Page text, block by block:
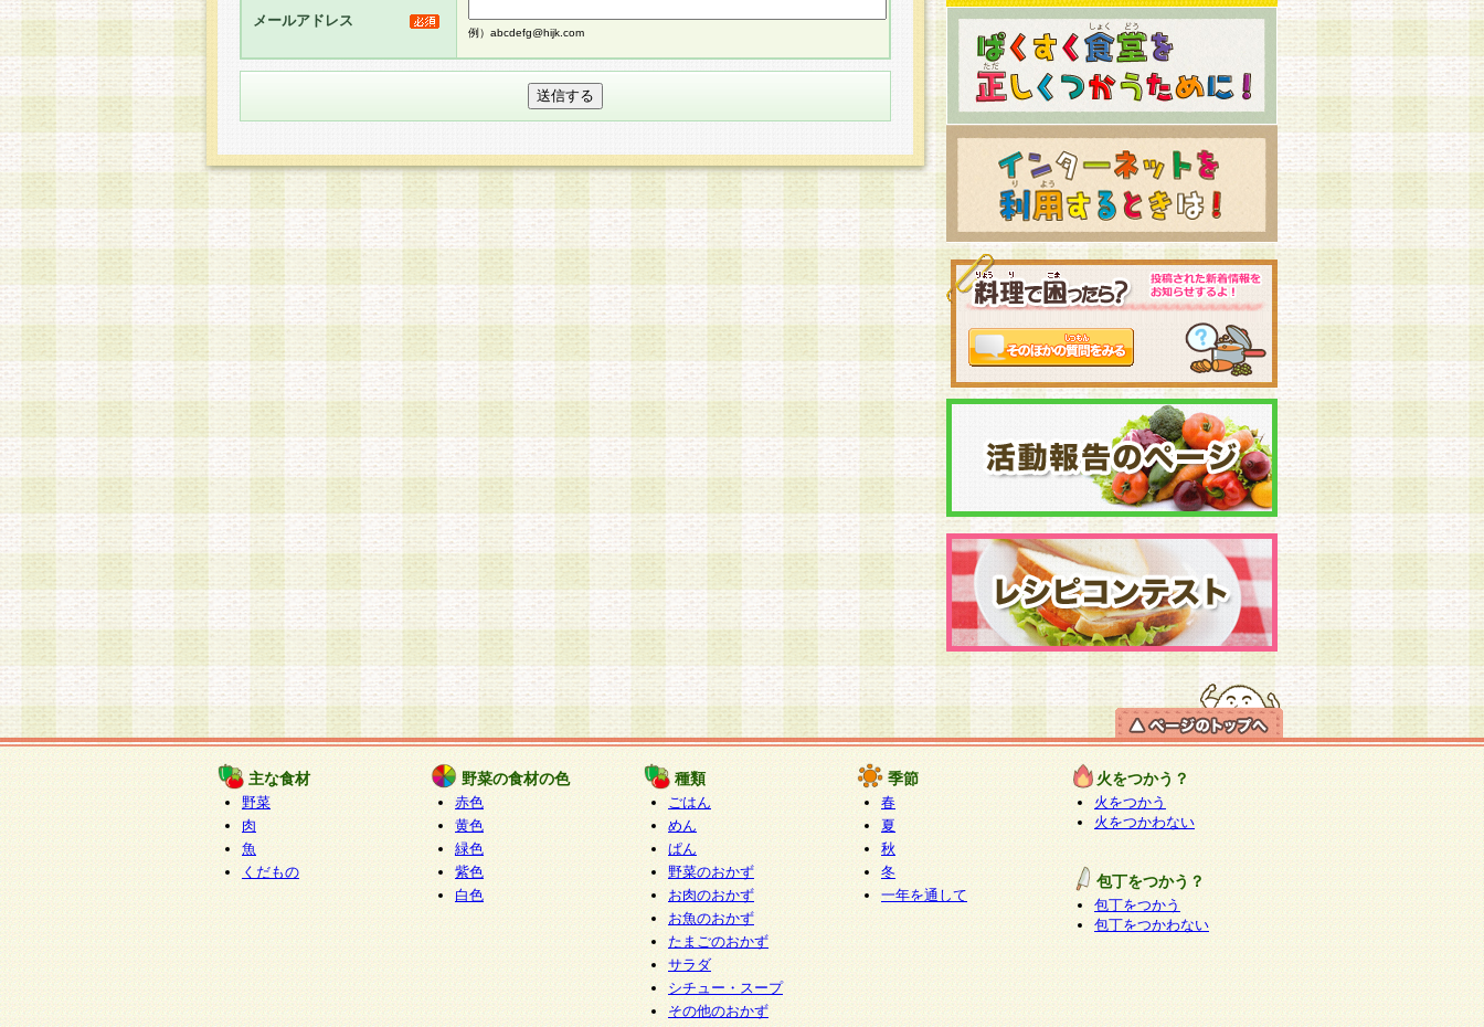
メールアドレス
例）abcdefg@hijk.com
主な食材
野菜
肉
魚
くだもの
野菜の食材の色
赤色
黄色
緑色
紫色
白色
種類
ごはん
めん
ぱん
野菜のおかず
お肉のおかず
お魚のおかず
たまごのおかず
サラダ
シチュー・スープ
その他のおかず
季節
春
夏
秋
冬
一年を通して
火をつかう？
火をつかう
火をつかわない
包丁をつかう？
包丁をつかう
包丁をつかわない